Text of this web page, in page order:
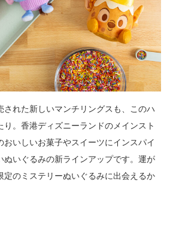
された新しいマンチリングスも、このハ
り。香港ディズニーランドのメインスト
おいしいお菓子やスイーツにインスパイ
ぬいぐるみの新ラインアップです。運が
定のミステリーぬいぐるみに出会えるか